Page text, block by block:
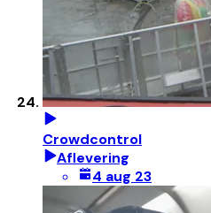
Crowdcontrol
Aflevering
4 aug 23